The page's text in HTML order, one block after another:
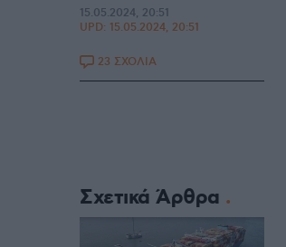
15.05.2024, 20:51
UPD: 15.05.2024, 20:51
23 ΣΧΟΛΙΑ
Σχετικά Άρθρα